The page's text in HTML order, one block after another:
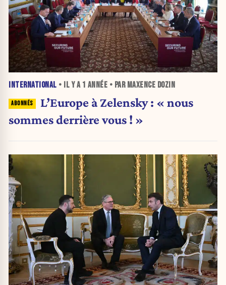
INTERNATIONAL • IL Y A 1 ANNÉE • PAR MAXENCE DOZIN
L’Europe à Zelensky : « nous
sommes derrière vous ! »